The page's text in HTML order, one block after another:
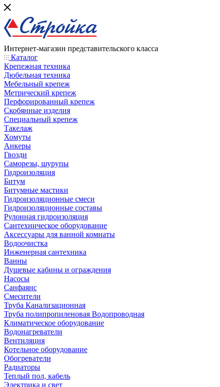
Интернет-магазин представительского класса
Каталог
Крепежная техника
Дюбельная техника
Мебельный крепеж
Метрический крепеж
Перфорированный крепеж
Скобянные изделия
Специальный крепеж
Такелаж
Хомуты
Анкеры
Гвозди
Саморезы, шурупы
Гидроизоляция
Битум
Битумные мастики
Гидроизоляционные смеси
Гидроизоляционные составы
Рулонная гидроизоляция
Сантехническое оборудование
Аксессуары для ванной комнаты
Водоочистка
Инженерная сантехника
Ванны
Душевые кабины и ограждения
Насосы
Санфаянс
Смесители
Труба Канализационная
Труба полипропиленовая Водопроводная
Климатическое оборудование
Водонагреватели
Вентиляция
Котельное оборудование
Обогреватели
Радиаторы
Теплый пол, кабель
Электрика и свет